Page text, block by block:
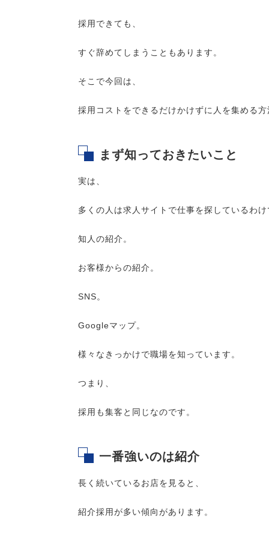
採用できても、
すぐ辞めてしまうこともあります。
そこで今回は、
採用コストをできるだけかけずに人を集める
まず知っておきたいこと
実は、
多くの人は求人サイトで仕事を探しているわ
知人の紹介。
お客様からの紹介。
SNS。
Googleマップ。
様々なきっかけで職場を知っています。
つまり、
採用も集客と同じなのです。
一番強いのは紹介
長く続いているお店を見ると、
紹介採用が多い傾向があります。